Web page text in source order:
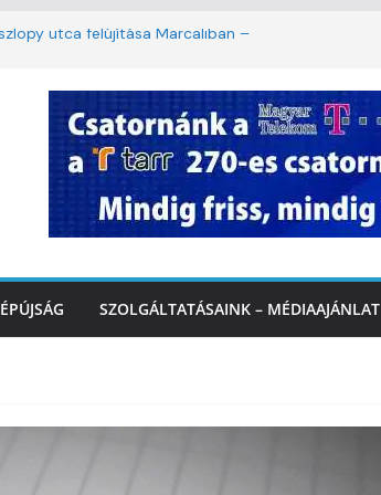
utca felújítása Marcaliban –
lakossági felháborodást váltott ki a
Marcaliban – VIDEÓ
– az első félidő végén
SZOLGÁLTATÁSAINK – MÉDIAAJÁNLAT